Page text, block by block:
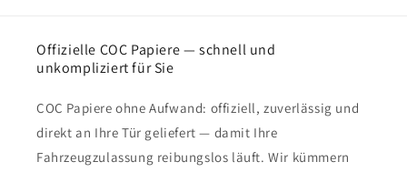
Offizielle COC Papiere — schnell und
unkompliziert für Sie
COC Papiere ohne Aufwand: offiziell, zuverlässig und
direkt an Ihre Tür geliefert — damit Ihre
Fahrzeugzulassung reibungslos läuft. Wir kümmern